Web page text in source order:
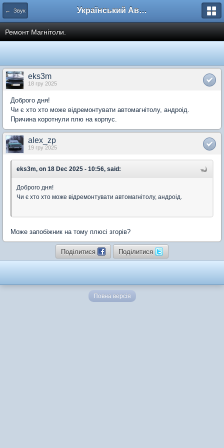
← Звук Український Автоклуб ВАЗ
Ремонт Магнітоли.
eks3m
18 гру 2025
Доброго дня!
Чи є хто хто може відремонтувати автомагнітолу, андроід.
Причина коротнули плю на корпус.
alex_zp
19 гру 2025
eks3m, on 18 Dec 2025 - 10:56, said:
Доброго дня!
Чи є хто хто може відремонтувати автомагнітолу, андроід.
Може запобіжник на тому плюсі згорів?
Поділитися Поділитися
Повна версія